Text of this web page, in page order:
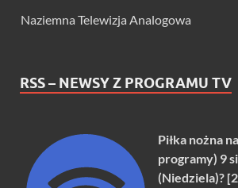
Naziemna Telewizja Analogowa
RSS – NEWSY Z PROGRAMU TV
Piłka nożna
programy) 9
(Niedziela)?